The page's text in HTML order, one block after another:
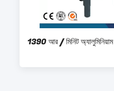
1390 আর / মিনিট অ্যালুমিনিয়াম